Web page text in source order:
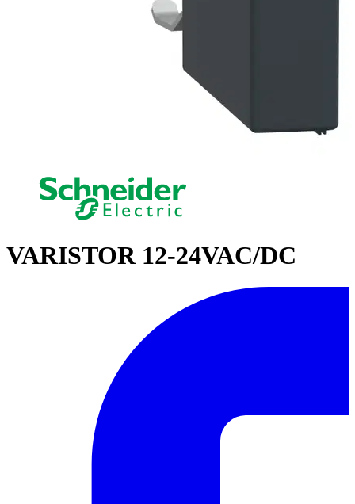
VARISTOR 12-24VAC/DC